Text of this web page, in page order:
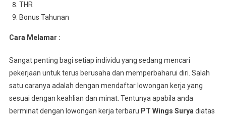
THR
Bonus Tahunan
Cara Melamar :
Sangat penting bagi setiap individu yang sedang mencari
pekerjaan untuk terus berusaha dan memperbaharui diri. Salah
satu caranya adalah dengan mendaftar lowongan kerja yang
sesuai dengan keahlian dan minat. Tentunya apabila anda
berminat dengan lowongan kerja terbaru PT Wings Surya diatas